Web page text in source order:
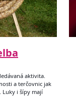
aktivita.
a terčovnic jak
i šípy mají